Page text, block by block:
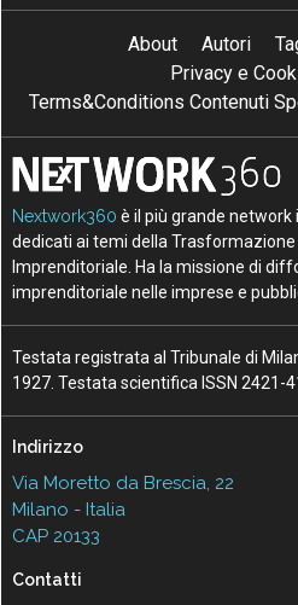
About Autori
Privacy e
Terms&Conditions Contenuti
Nextwork360 è il più grande network
dedicati ai temi della Trasformazione
Imprenditoriale. Ha la missione di
imprenditoriale nelle imprese e
Testata registrata al Tribunale di
1927. Testata scientifica ISSN 2421-
Indirizzo
Via Moretto da Brescia, 22
Milano - Italia
CAP 20133
Contatti